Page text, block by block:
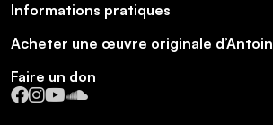
Informations pratiques
Acheter une œuvre originale
Faire un don
Facebook
Instagram
YouTube
SoundCloud